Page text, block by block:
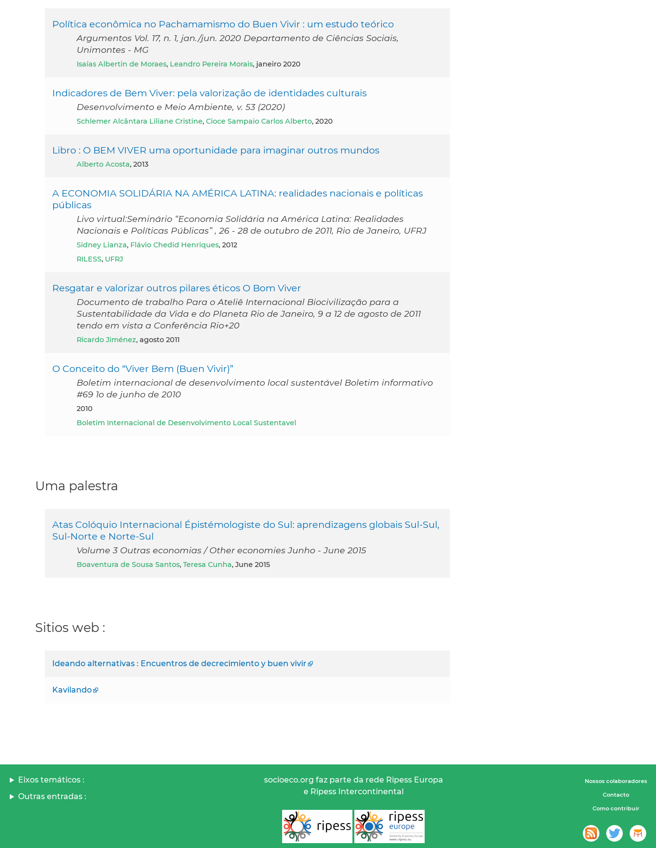
Política econômica no Pachamamismo do Buen Vivir : um estudo teórico
Argumentos Vol. 17, n. 1, jan./jun. 2020 Departamento de Ciências Sociais,
Unimontes - MG
Isaías Albertin de Moraes, Leandro Pereira Morais, janeiro 2020
Indicadores de Bem Viver: pela valorização de identidades culturais
Desenvolvimento e Meio Ambiente, v. 53 (2020)
Schlemer Alcântara Liliane Cristine, Cioce Sampaio Carlos Alberto, 2020
Libro : O BEM VIVER uma oportunidade para imaginar outros mundos
Alberto Acosta, 2013
A ECONOMIA SOLIDÁRIA NA AMÉRICA LATINA: realidades nacionais e políticas
públicas
Livo virtual:Seminário “Economia Solidária na América Latina: Realidades
Nacionais e Políticas Públicas” , 26 - 28 de outubro de 2011, Rio de Janeiro, UFRJ
Sidney Lianza, Flávio Chedid Henriques, 2012
RILESS, UFRJ
Resgatar e valorizar outros pilares éticos O Bom Viver
Documento de trabalho Para o Ateliê Internacional Biocivilização para a
Sustentabilidade da Vida e do Planeta Rio de Janeiro, 9 a 12 de agosto de 2011
tendo em vista a Conferência Rio+20
Ricardo Jiménez, agosto 2011
O Conceito do “Viver Bem (Buen Vivir)”
Boletim internacional de desenvolvimento local sustentável Boletim informativo
#69 1o de junho de 2010
2010
Boletim Internacional de Desenvolvimento Local Sustentavel
Uma palestra
Atas Colóquio Internacional Épistémologiste do Sul: aprendizagens globais Sul-Sul,
Sul-Norte e Norte-Sul
Volume 3 Outras economias / Other economies Junho - June 2015
Boaventura de Sousa Santos, Teresa Cunha, June 2015
Sitios web :
Ideando alternativas : Encuentros de decrecimiento y buen vivir
Kavilando
Eixos temáticos :
Outras entradas :
socioeco.org faz parte da rede Ripess Europa
e Ripess Intercontinental
Nossos colaboradores
Contacto
Como contribuir